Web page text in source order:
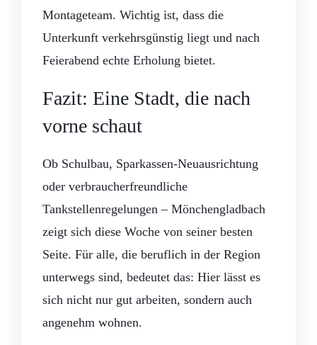
Montageteam. Wichtig ist, dass die
Unterkunft verkehrsgünstig liegt und nach
Feierabend echte Erholung bietet.
Fazit: Eine Stadt, die nach
vorne schaut
Ob Schulbau, Sparkassen-Neuausrichtung
oder verbraucherfreundliche
Tankstellenregelungen – Mönchengladbach
zeigt sich diese Woche von seiner besten
Seite. Für alle, die beruflich in der Region
unterwegs sind, bedeutet das: Hier lässt es
sich nicht nur gut arbeiten, sondern auch
angenehm wohnen.